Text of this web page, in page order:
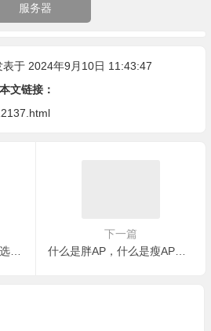
服务器
表于 2024年9月10日 11:43:47
文链接：
运营商DNS和公共DNS，选哪个
下一篇
什么是胖AP，什么是瘦AP，有什么区别